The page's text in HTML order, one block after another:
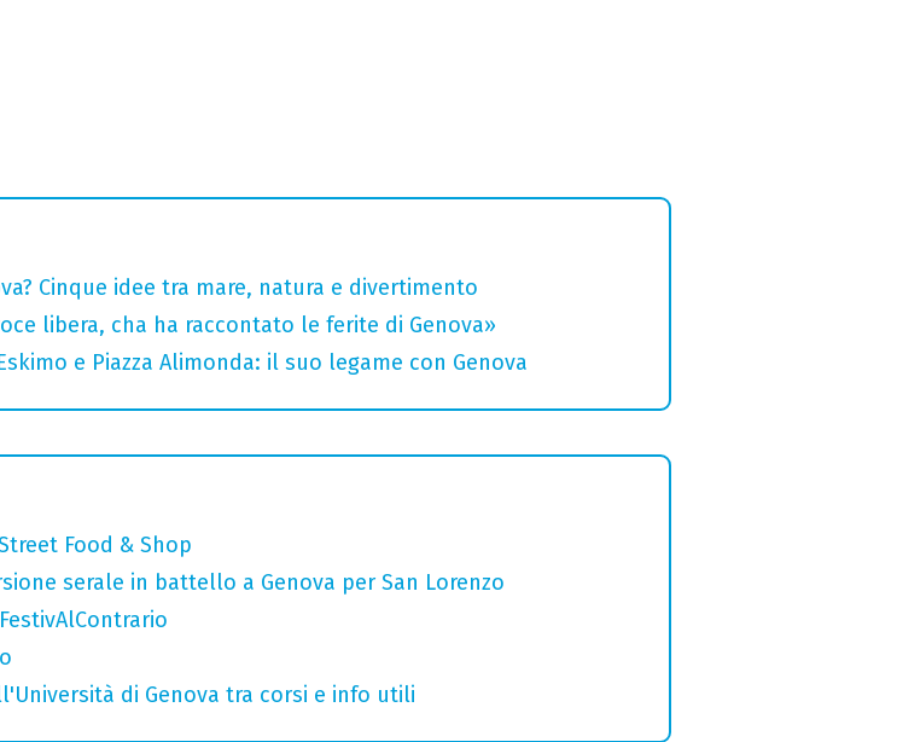
Cinque idee tra mare, natura e divertimento
libera, cha ha raccontato le ferite di Genova»
e Piazza Alimonda: il suo legame con Genova
Food & Shop
serale in battello a Genova per San Lorenzo
di Genova tra corsi e info utili